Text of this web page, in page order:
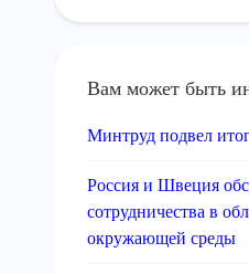
Вам может быть
Минтруд подвел
Россия и Швеция
сотрудничества в
окружающей среды